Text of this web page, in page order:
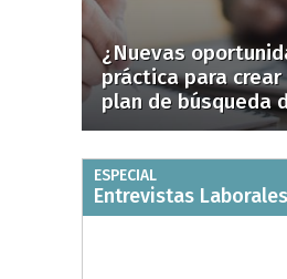
¿Nuevas
práctica para crear
plan de búsqueda
ESPECIAL
Entrevistas Laborales